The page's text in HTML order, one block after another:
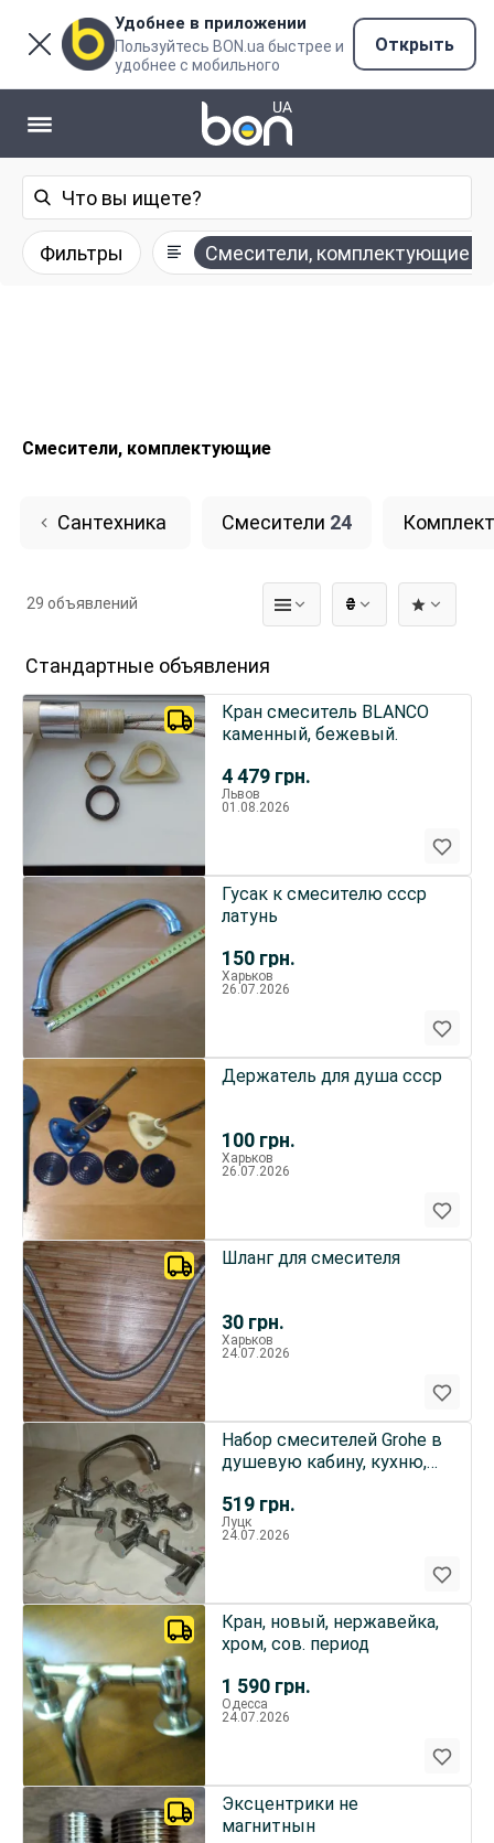
Удобнее в приложении
Пользуйтесь BON.ua быстрее и
удобнее с мобильного
Открыть
Фильтры Смесители, комплектующие
Смесители, комплектующие
Сантехника Смесители 24
₴
29 объявлений
Стандартные объявления
4 479 грн.
Кран смеситель BLANCO
каменный, бежевый.
Львов
01.08.2026
150 грн.
Гусак к смесителю ссср
латунь
Харьков
26.07.2026
100 грн.
Держатель для душа ссср
Харьков
26.07.2026
30 грн.
Шланг для смесителя
Харьков
24.07.2026
519 грн.
Набор смесителей Grohe в
душевую кабину, кухню,
Луцк
24.07.2026
1 590 грн.
Кран, новый, нержавейка,
хром, сов. период
Одесса
24.07.2026
Эксцентрики не
магнитнын